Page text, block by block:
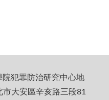
院犯罪防治研究中心地
大安區辛亥路三段81